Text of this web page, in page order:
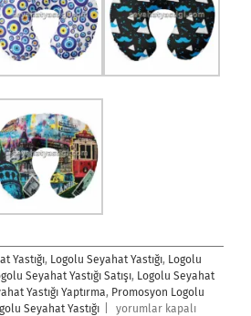
Yastığı, Logolu Seyahat Yastığı, Logolu
Seyahat Yastığı Satışı, Logolu Seyahat
Yastığı Yaptırma, Promosyon Logolu
Seyahat Yastığı
Logolu
yorumlar kapalı